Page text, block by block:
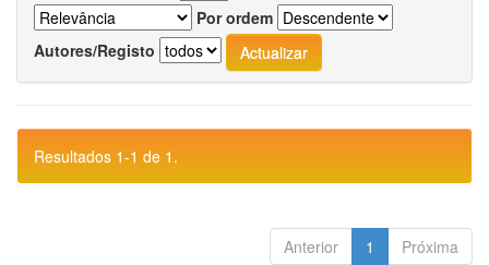
Por ordem
Autores/Registo
Resultados 1-1 de 1.
Anterior 1 Próxima